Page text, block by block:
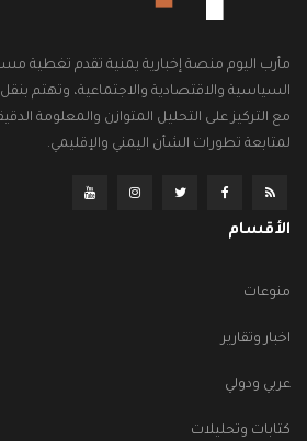
مأرب اليوم منصة إخبارية يمنية تقدم تغطية
السياسية والاقتصادية والاجتماعية، وتهتم
مع التركيز على التحليل المتوازن والمعلومة
لمتابعة تطورات الشأن اليمني والإقليمي.
الأقسام
منوعات
اخبار وتقارير
عربي ودولي
كتابات وتحليلات